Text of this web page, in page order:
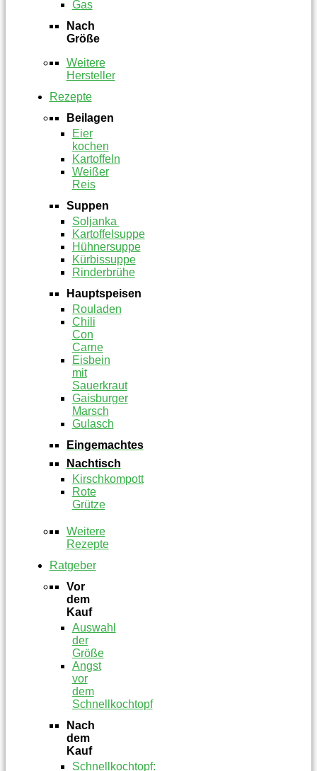
Gas
Nach
Größe
Weitere
Hersteller
Rezepte
Beilagen
Eier
kochen
Kartoffeln
Weißer
Reis
Suppen
Soljanka
Kartoffelsuppe
Hühnersuppe
Kürbissuppe
Rinderbrühe
Hauptspeisen
Rouladen
Chili
Con
Carne
Eisbein
mit
Sauerkraut
Gaisburger
Marsch
Gulasch
Eingemachtes
Nachtisch
Kirschkompott
Rote
Grütze
Weitere
Rezepte
Ratgeber
Vor
dem
Kauf
Auswahl
der
Größe
Angst
vor
dem
Schnellkochtopf
Nach
dem
Kauf
Schnellkochtopf: